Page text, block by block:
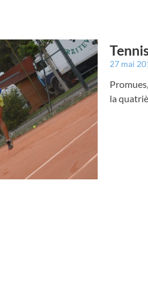
27 mai
la